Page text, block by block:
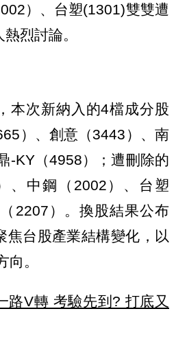
）、台塑(1301)雙雙遭
烈討論。
本次新納入的4檔成分股
）、創意（3443）、南
-KY（4958）；遭刪除的
、中鋼（2002）、台塑
2207）。換股結果公布
焦台股產業結構變化，以
向。
V轉 考驗先到? 打底又